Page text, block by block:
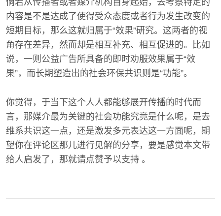
倘若从传播者或者媒介机构自身起始，去考察特定的
内容是不是达成了使得受众态度或者行为发生改变的
短期目标，那么这就归属于“效果”研究。这两者的视
角存在差异，然而却是相互补充、相互促进的。比如
说，一则公益广告所具备的即时劝服效果属于“效
果”，而长期塑造出的社会环保共识则是“功能”。
你觉得，于当下这个人人都能够展开传播的时代而
言，那媒介最为关键的社会功能究竟是什么呢，是去
维系共识这一点，还是激发多元表达这一方面呢，期
望你在评论区那儿进行见解的分享，要是感觉本文带
给人启发了，那就请点赞予以支持 。